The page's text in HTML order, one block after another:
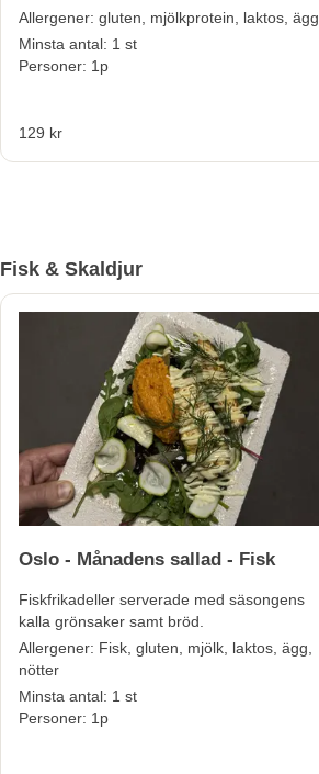
Allergener: gluten, mjölkprotein, laktos, ägg
Minsta antal: 1 st
Personer: 1p
129 kr
Fisk & Skaldjur
Oslo - Månadens sallad - Fisk
Fiskfrikadeller serverade med säsongens
kalla grönsaker samt bröd.
Allergener: Fisk, gluten, mjölk, laktos, ägg,
nötter
Minsta antal: 1 st
Personer: 1p